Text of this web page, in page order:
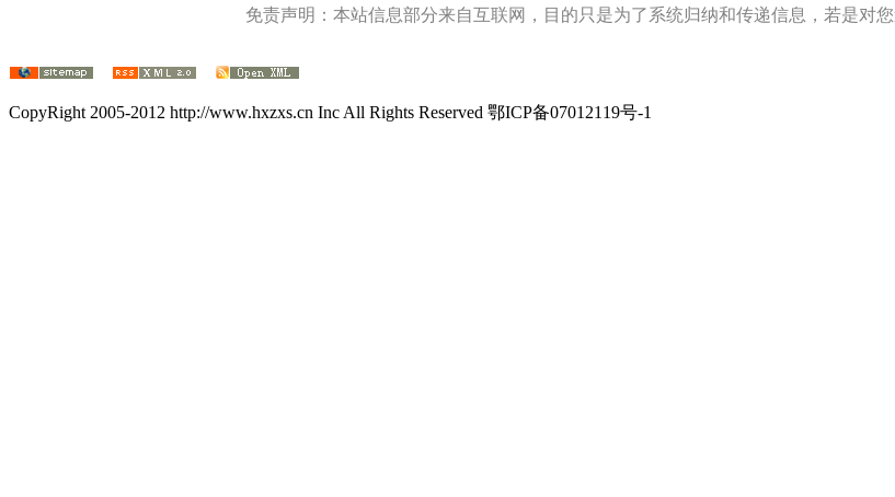
免责声明：本站信息部分来自互联网，目的只是为了系统归纳和传递信息，若是对
CopyRight 2005-2012 http://www.hxzxs.cn Inc All Rights Reserved 鄂ICP备07012119号-1